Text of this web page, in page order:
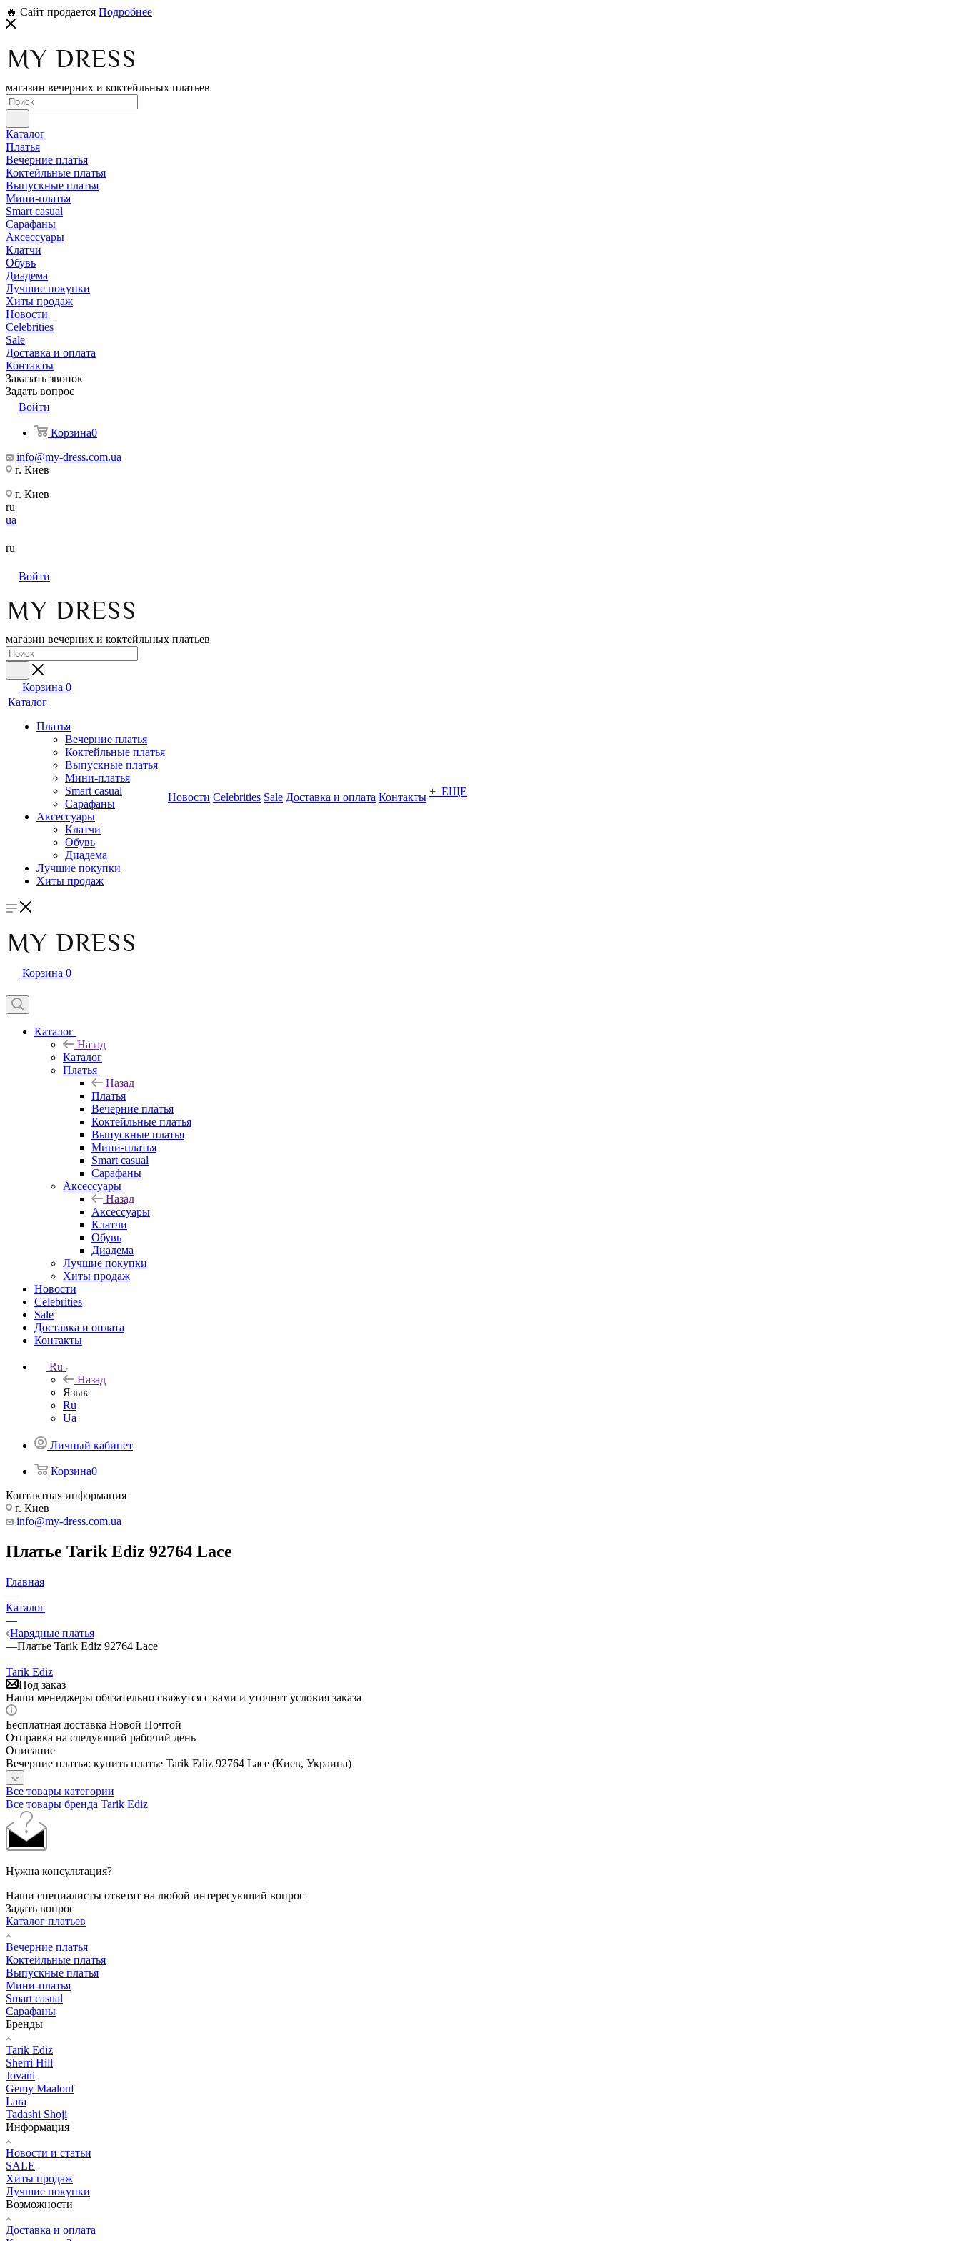
🔥 Сайт продается Подробнее
магазин вечерних и коктейльных платьев
Каталог
Платья
Вечерние платья
Коктейльные платья
Выпускные платья
Мини-платья
Smart casual
Сарафаны
Аксессуары
Клатчи
Обувь
Диадема
Лучшие покупки
Хиты продаж
Новости
Celebrities
Sale
Доставка и оплата
Контакты
Заказать звонок
Задать вопрос
Войти
Корзина0
info@my-dress.com.ua
г. Киев
г. Киев
ru
ua
ru
Войти
магазин вечерних и коктейльных платьев
Корзина 0
Каталог
Платья
Вечерние платья
Коктейльные платья
Выпускные платья
Мини-платья
Smart casual
Сарафаны
Аксессуары
Клатчи
Обувь
Диадема
Лучшие покупки
Хиты продаж
Новости Celebrities Sale Доставка и оплата Контакты + ЕЩЕ
Корзина 0
Каталог
Назад
Каталог
Платья
Назад
Платья
Вечерние платья
Коктейльные платья
Выпускные платья
Мини-платья
Smart casual
Сарафаны
Аксессуары
Назад
Аксессуары
Клатчи
Обувь
Диадема
Лучшие покупки
Хиты продаж
Новости
Celebrities
Sale
Доставка и оплата
Контакты
Ru
Назад
Язык
Ru
Ua
Личный кабинет
Корзина0
Контактная информация
г. Киев
info@my-dress.com.ua
Платье Tarik Ediz 92764 Lace
Главная
—
Каталог
—
Нарядные платья
—Платье Tarik Ediz 92764 Lace
Tarik Ediz
Под заказ
Наши менеджеры обязательно свяжутся с вами и уточнят условия заказа
Бесплатная доставка Новой Почтой
Отправка на следующий рабочий день
Описание
Вечерние платья: купить платье Tarik Ediz 92764 Lace (Киев, Украина)
Все товары категории
Все товары бренда Tarik Ediz
Нужна консультация?
Наши специалисты ответят на любой интересующий вопрос
Задать вопрос
Каталог платьев
Вечерние платья
Коктейльные платья
Выпускные платья
Мини-платья
Smart casual
Сарафаны
Бренды
Tarik Ediz
Sherri Hill
Jovani
Gemy Maalouf
Lara
Tadashi Shoji
Информация
Новости и статьи
SALE
Хиты продаж
Лучшие покупки
Возможности
Доставка и оплата